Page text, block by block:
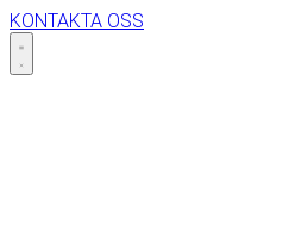
KONTAKTA OSS